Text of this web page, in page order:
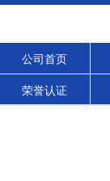
公司首页
荣誉认证